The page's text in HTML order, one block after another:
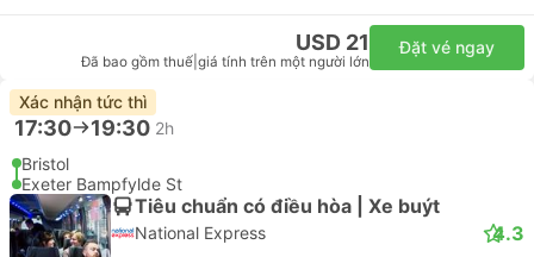
USD 21
Đã bao gồm thuế giá tính trên một người lớn
Đặt vé ngay
Xác nhận tức thì
17:30 19:30 2h
Bristol
Exeter Bampfylde St
Tiêu chuẩn có điều hòa | Xe buýt
National Express 4.3